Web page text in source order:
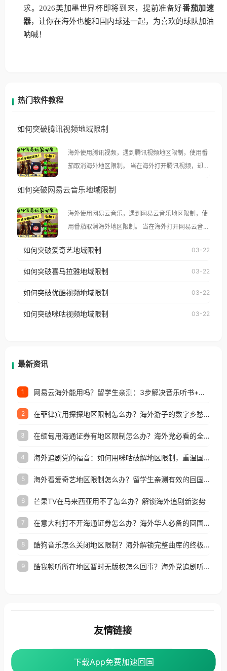
求。2026美加墨世界杯即将到来，提前准备好番茄加速
器，让你在海外也能和国内球迷一起，为喜欢的球队加油
呐喊！
热门软件教程
如何突破腾讯视频地域限制
海外使用腾讯视频，遇到腾讯视频地区限制，使用番
茄取消海外地区限制。 当在海外打开腾讯视频，却突
示语。 海外用户如香港、澳门、台湾、美国、加拿
像其他音乐平台一样，出现地区及版权限制问题，且
仅能在中国大陆地区播放。 遇到这个问题的朋友们，
使用番茄回国加速器，即可解决「海外用户收听腾讯
台湾、美国、加拿大、澳大利亚、欧洲等国家和地区
权限制所困扰。
如何突破网易云音乐地域限制
海外使用网易云音乐，遇到网易云音乐地区限制，使
用番茄取消海外地区限制。 当在海外打开网易云音
播放”的提示语。 海外用户如香港、澳门、台湾、美
国、加拿大、澳大利亚、欧洲等国家和地区时，网易
制问题，且仅能在中国大陆地区播放。 遇到这个问题
户收听网易云音乐地区版权限制」的问题，无论人在
如何突破爱奇艺地域限制 03-22
如何突破喜马拉雅地域限制 03-22
如何突破优酷视频地域限制 03-22
如何突破咪咕视频地域限制 03-22
最新资讯
1 网易云海外能用吗？留学生亲测：3步解决音乐听书+银行视频地区限制
2 在菲律宾用探探地区限制怎么办？海外游子的数字乡愁与破局之道
3 在缅甸用海通证券有地区限制怎么办？海外党必看的全场景回国加速指南
4 海外追剧党的福音：如何用咪咕破解地区限制，重温国内精彩
5 海外看爱奇艺地区限制怎么办？留学生亲测有效的回国加速器选择指南
6 芒果TV在马来西亚用不了怎么办？解锁海外追剧新姿势
7 在意大利打不开海通证券怎么办？海外华人必备的回国加速指南（附2026世界杯观赛秘籍）
8 酷狗音乐怎么关闭地区限制？海外解锁完整曲库的终极指南
9 酷我畅听所在地区暂时无版权怎么回事？海外党追剧听歌的破局指南
下载App免费加速回国
下载App免费加速回国
友情链接